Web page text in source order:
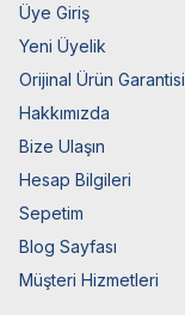
Üye Giriş
Yeni Üyelik
Orijinal Ürün Garantisi
Hakkımızda
Bize Ulaşın
Hesap Bilgileri
Sepetim
Blog Sayfası
Müşteri Hizmetleri